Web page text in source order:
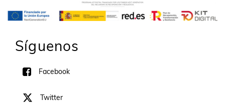
Síguenos
Facebook
Twitter